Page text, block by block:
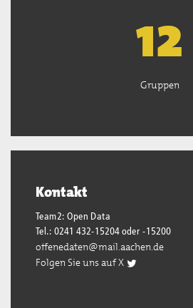
13
Gruppen
Kontakt
Team2: Open Data
Tel.: 0241 432-15204 oder -15200
offenedaten@mail.aachen.de
Folgen Sie uns auf X